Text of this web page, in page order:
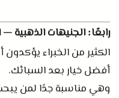
رابعًا:الجنيهات الذهبية
الكثير من الخبراء يؤكدون
أفضل خيار بعد السبائك.
وهي مناسبة جدًا لمن